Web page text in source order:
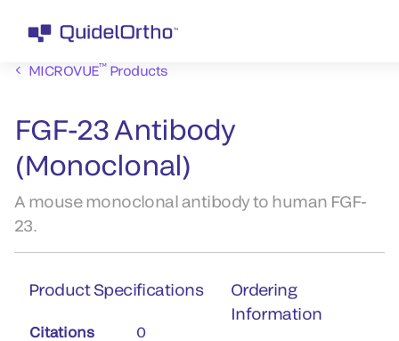
MICROVUE™Products
FGF-23 Antibody
(Monoclonal)
A mouse monoclonal antibody to human FGF-
23.
Product Specifications
Citations 0
Ordering
Information